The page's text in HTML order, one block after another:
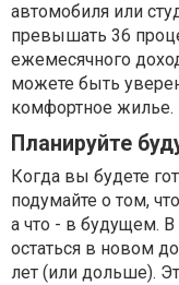
автомобиля или
превышать 36
ежемесячного
можете быть
комфортное жилье.
Планируйте
Когда вы будете
подумайте о том,
а что - в будущем.
остаться в новом
лет (или дольше).